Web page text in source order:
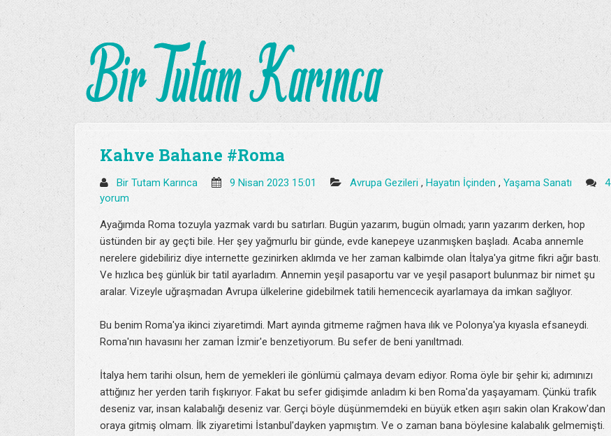
Kahve Bahane #Roma
Bir Tutam Karınca 9 Nisan 2023 15:01 Avrupa Gezileri, Hayatın İçinden , Yaşama Sanatı
4
yorum
Ayağımda Roma tozuyla yazmak vardı bu satırları. Bugün yazarım, bugün olmadı; yarın yazarım derken, hop
üstünden bir ay geçti bile. Her şey yağmurlu bir günde, evde kanepeye uzanmışken başladı. Acaba annemle
nerelere gidebiliriz diye internette gezinirken aklımda ve her zaman kalbimde olan İtalya'ya gitme fikri ağır bastı.
Ve hızlıca beş günlük bir tatil ayarladım. Annemin yeşil pasaportu var ve yeşil pasaport bulunmaz bir nimet şu
aralar. Vizeyle uğraşmadan Avrupa ülkelerine gidebilmek tatili hemencecik ayarlamaya da imkan sağlıyor.
Bu benim Roma'ya ikinci ziyaretimdi. Mart ayında gitmeme rağmen hava ılık ve Polonya'ya kıyasla efsaneydi.
Roma'nın havasını her zaman İzmir'e benzetiyorum. Bu sefer de beni yanıltmadı.
İtalya hem tarihi olsun, hem de yemekleri ile gönlümü çalmaya devam ediyor. Roma öyle bir şehir ki; adımınızı
attığınız her yerden tarih fışkırıyor. Fakat bu sefer gidişimde anladım ki ben Roma'da yaşayamam. Çünkü trafik
deseniz var, insan kalabalığı deseniz var. Gerçi böyle düşünmemdeki en büyük etken aşırı sakin olan Krakow'dan
oraya gitmiş olmam. İlk ziyaretimi İstanbul'dayken yapmıştım. Ve o zaman bana böylesine kalabalık gelmemişti.